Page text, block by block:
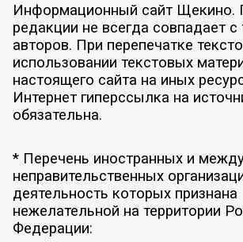
Информационный сайт Щекино.
редакции не всегда совпадает с
авторов. При перепечатке
использовании текстовых
настоящего сайта на иных
Интернет гиперссылка на
обязательна.
* Перечень иностранных и
неправительственных
деятельность которых признана
нежелательной на территории
Федерации: